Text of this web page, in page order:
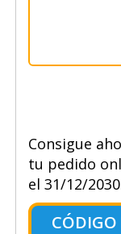
Consigue
tu pedido
el 31/12/